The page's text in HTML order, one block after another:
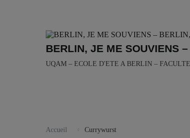
BERLIN, JE ME SOUVIENS
UQAM – ECOLE D'ETE A BERLIN –
Accueil Currywurst